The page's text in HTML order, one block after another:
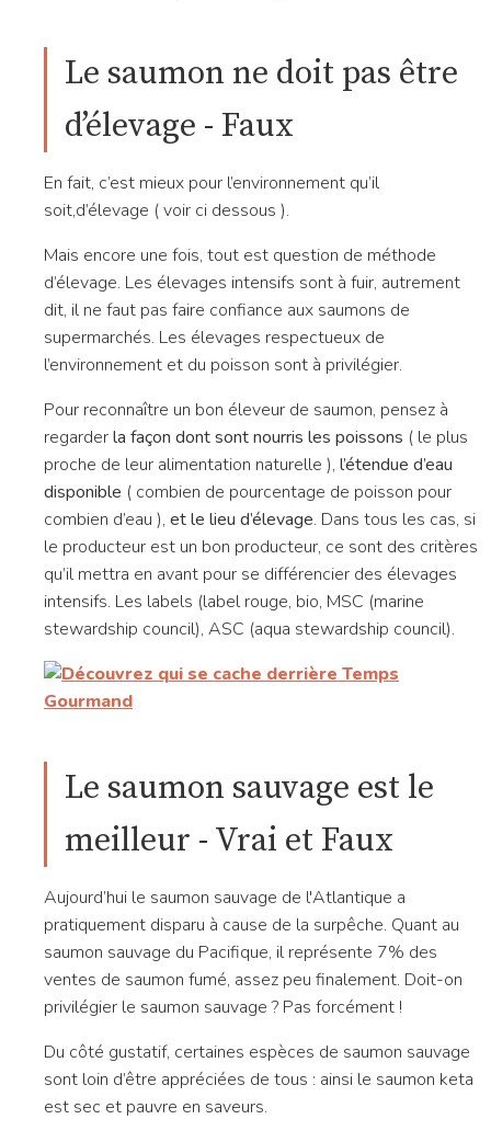
Le saumon ne doit pas être
d’élevage - Faux
En fait, c’est mieux pour l’environnement qu’il
soit,d’élevage ( voir ci dessous ).
Mais encore une fois, tout est question de méthode
d’élevage. Les élevages intensifs sont à fuir, autrement
dit, il ne faut pas faire confiance aux saumons de
supermarchés. Les élevages respectueux de
l’environnement et du poisson sont à privilégier.
Pour reconnaître un bon éleveur de saumon, pensez à
regarderla façon dont sont nourris les poissons ( le plus
proche de leur alimentation naturelle ), l’étendue d’eau
disponible ( combien de pourcentage de poisson pour
combien d’eau ), et le lieu d’élevage. Dans tous les cas, si
le producteur est un bon producteur, ce sont des critères
qu’il mettra en avant pour se différencier des élevages
intensifs. Les labels (label rouge, bio, MSC (marine
stewardship council), ASC (aqua stewardship council).
Le saumon sauvage est le
meilleur - Vrai et Faux
Aujourd’hui le saumon sauvage de l'Atlantique a
pratiquement disparu à cause de la surpêche. Quant au
saumon sauvage du Pacifique, il représente 7% des
ventes de saumon fumé, assez peu finalement. Doit-on
privilégier le saumon sauvage ? Pas forcément !
Du côté gustatif, certaines espèces de saumon sauvage
sont loin d’être appréciées de tous : ainsi le saumon keta
est sec et pauvre en saveurs.